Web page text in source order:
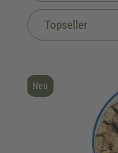
Neu